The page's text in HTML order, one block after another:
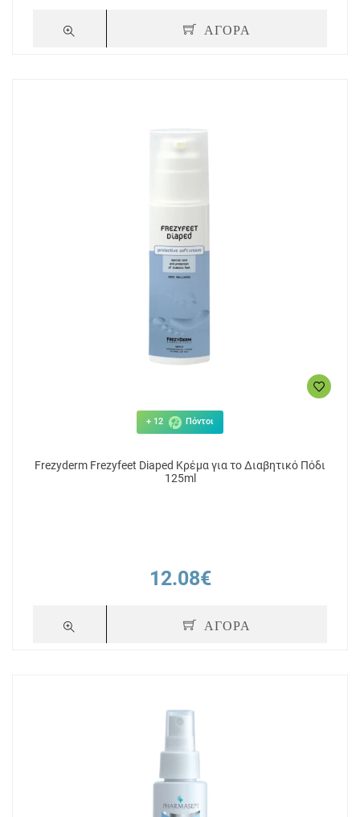
ΑΓΟΡΑ
+ 12 Πόντοι
Frezyderm Frezyfeet Diaped Κρέμα για το Διαβητικό Πόδι
125ml
12.08€
ΑΓΟΡΑ